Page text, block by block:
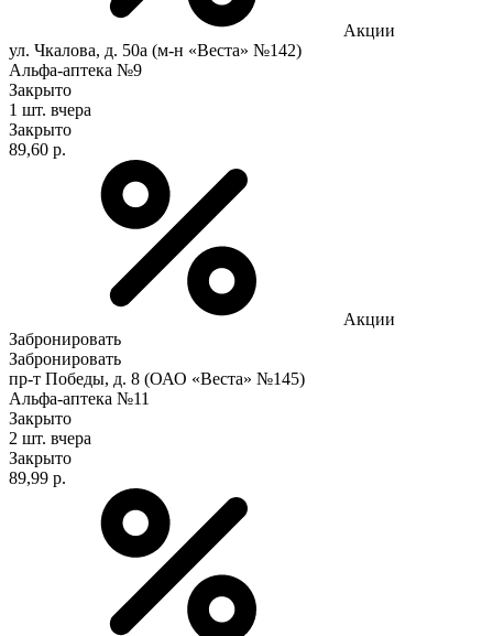
Акции
ул. Чкалова, д. 50а (м-н «Веста» №142)
Альфа-аптека №9
Закрыто
1 шт. вчера
Закрыто
89,60 р.
Акции
Забронировать
Забронировать
пр-т Победы, д. 8 (ОАО «Веста» №145)
Альфа-аптека №11
Закрыто
2 шт. вчера
Закрыто
89,99 р.